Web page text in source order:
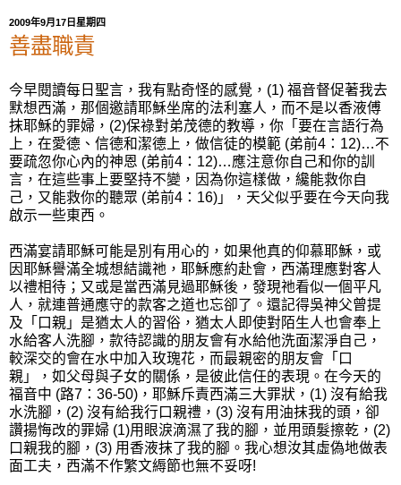
2009年9月17日星期四
善盡職責
今早閱讀每日聖言，我有點奇怪的感覺，(1) 福音督促著我去
默想西滿，那個邀請耶穌坐席的法利塞人，而不是以香液傅
抹耶穌的罪婦，(2)保祿對弟茂德的教導，你「要在言語行為
上，在愛德、信德和潔德上，做信徒的模範 (弟前4：12)…不
要疏忽你心內的神恩 (弟前4：12)…應注意你自己和你的訓
言，在這些事上要堅持不變，因為你這樣做，纔能救你自
己，又能救你的聽眾 (弟前4：16)」，天父似乎要在今天向我
啟示一些東西。
西滿宴請耶穌可能是別有用心的，如果他真的仰慕耶穌，或
因耶穌譽滿全城想結識祂，耶穌應約赴會，西滿理應對客人
以禮相待；又或是當西滿見過耶穌後，發現祂看似一個平凡
人，就連普通應守的款客之道也忘卻了。還記得吳神父曾提
及「口親」是猶太人的習俗，猶太人即使對陌生人也會奉上
水給客人洗腳，款待認識的朋友會有水給他洗面潔淨自己，
較深交的會在水中加入玫瑰花，而最親密的朋友會「口
親」，如父母與子女的關係，是彼此信任的表現。在今天的
福音中 (路7：36-50)，耶穌斥責西滿三大罪狀，(1) 沒有給我
水洗腳，(2) 沒有給我行口親禮，(3) 沒有用油抹我的頭，卻
讚揚悔改的罪婦 (1)用眼淚滴濕了我的腳，並用頭髮擦乾，(2)
口親我的腳，(3) 用香液抹了我的腳。我心想汝其虛偽地做表
面工夫，西滿不作繁文縟節也無不妥呀!